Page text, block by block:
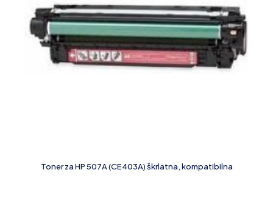
Toner za HP 507A (CE403A) škrlatna, kompatibilna